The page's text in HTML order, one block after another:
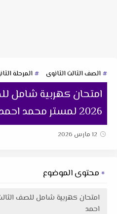
الصف الثالث الثانوى المرحلة
امتحان كهربية شامل
2026 لمستر محمد احمد
12 مارس 2026
محتوى الموضوع
احمد